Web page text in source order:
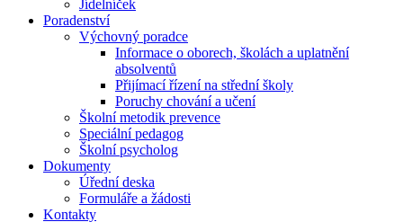
Jídelníček
Poradenství
Výchovný poradce
Informace o oborech, školách a uplatnění
absolventů
Přijímací řízení na střední školy
Poruchy chování a učení
Školní metodik prevence
Speciální pedagog
Školní psycholog
Dokumenty
Úřední deska
Formuláře a žádosti
Kontakty